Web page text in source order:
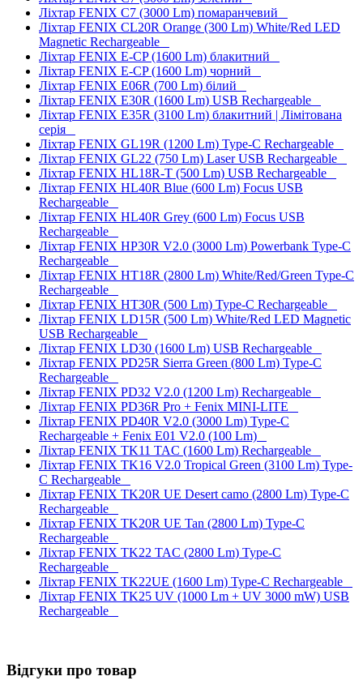
Ліхтар FENIX C7 (3000 Lm) помаранчевий
Ліхтар FENIX CL20R Orange (300 Lm) White/Red LED
Magnetic Rechargeable
Ліхтар FENIX E-CP (1600 Lm) блакитний
Ліхтар FENIX E-CP (1600 Lm) чорний
Ліхтар FENIX E06R (700 Lm) білий
Ліхтар FENIX E30R (1600 Lm) USB Rechargeable
Ліхтар FENIX E35R (3100 Lm) блакитний | Лімітована
серія
Ліхтар FENIX GL19R (1200 Lm) Type-C Rechargeable
Ліхтар FENIX GL22 (750 Lm) Laser USB Rechargeable
Ліхтар FENIX HL18R-T (500 Lm) USB Rechargeable
Ліхтар FENIX HL40R Blue (600 Lm) Focus USB
Rechargeable
Ліхтар FENIX HL40R Grey (600 Lm) Focus USB
Rechargeable
Ліхтар FENIX HP30R V2.0 (3000 Lm) Powerbank Type-C
Rechargeable
Ліхтар FENIX HT18R (2800 Lm) White/Red/Green Type-C
Rechargeable
Ліхтар FENIX HT30R (500 Lm) Type-C Rechargeable
Ліхтар FENIX LD15R (500 Lm) White/Red LED Magnetic
USB Rechargeable
Ліхтар FENIX LD30 (1600 Lm) USB Rechargeable
Ліхтар FENIX PD25R Sierra Green (800 Lm) Type-C
Rechargeable
Ліхтар FENIX PD32 V2.0 (1200 Lm) Rechargeable
Ліхтар FENIX PD36R Pro + Fenix MINI-LITE
Ліхтар FENIX PD40R V2.0 (3000 Lm) Type-C
Rechargeable + Fenix E01 V2.0 (100 Lm)
Ліхтар FENIX TK11 TAC (1600 Lm) Rechargeable
Ліхтар FENIX TK16 V2.0 Tropical Green (3100 Lm) Type-
C Rechargeable
Ліхтар FENIX TK20R UE Desert camo (2800 Lm) Type-C
Rechargeable
Ліхтар FENIX TK20R UE Tan (2800 Lm) Type-C
Rechargeable
Ліхтар FENIX TK22 TAC (2800 Lm) Type-C
Rechargeable
Ліхтар FENIX TK22UE (1600 Lm) Type-C Rechargeable
Ліхтар FENIX TK25 UV (1000 Lm + UV 3000 mW) USB
Rechargeable
Відгуки про товар